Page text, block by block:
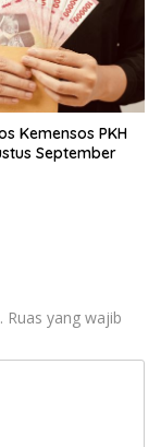
Kemensos PKH
September
Ruas yang wajib